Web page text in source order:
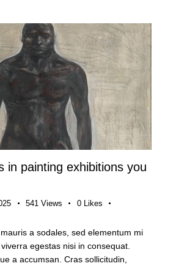
in painting exhibitions you
541 Views 0 Likes
a sodales, sed elementum mi
egestas nisi in consequat.
a accumsan. Cras sollicitudin,